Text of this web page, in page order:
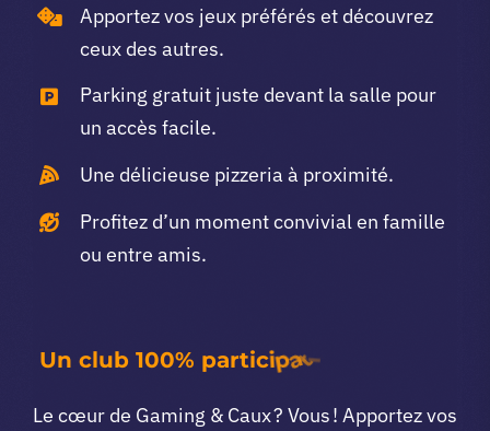
Apportez vos jeux préférés et découvrez
ceux des autres.
Parking gratuit juste devant la salle pour
un accès facile.
Une délicieuse pizzeria à proximité.
Profitez d’un moment convivial en famille
ou entre amis.
Le cœur de Gaming & Caux ? Vous ! Apportez vos